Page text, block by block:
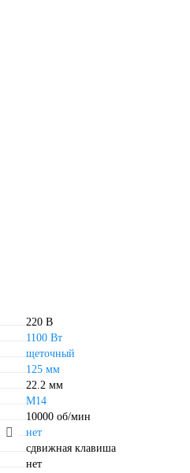
220 В
1100 Вт
щеточный
125 мм
22.2 мм
М14
10000 об/мин
нет
сдвижная клавиша
нет